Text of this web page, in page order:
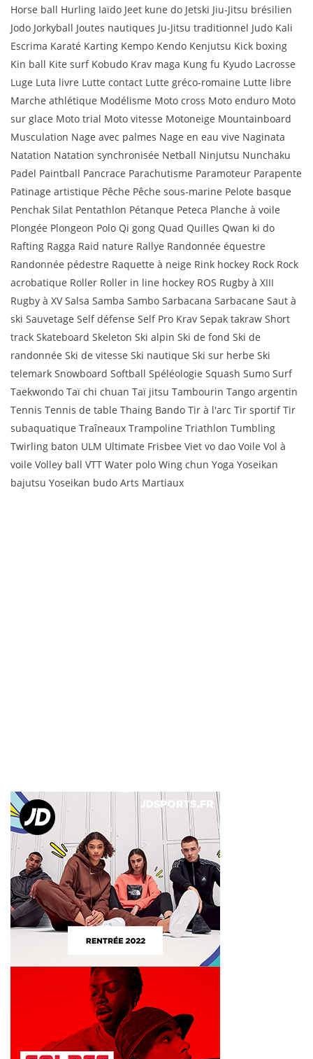
Horse ball Hurling Iaïdo Jeet kune do Jetski Jiu-Jitsu brésilien
Jodo Jorkyball Joutes nautiques Ju-Jitsu traditionnel Judo Kali
Escrima Karaté Karting Kempo Kendo Kenjutsu Kick boxing
Kin ball Kite surf Kobudo Krav maga Kung fu Kyudo Lacrosse
Luge Luta livre Lutte contact Lutte gréco-romaine Lutte libre
Marche athlétique Modélisme Moto cross Moto enduro Moto
sur glace Moto trial Moto vitesse Motoneige Mountainboard
Musculation Nage avec palmes Nage en eau vive Naginata
Natation Natation synchronisée Netball Ninjutsu Nunchaku
Padel Paintball Pancrace Parachutisme Paramoteur Parapente
Patinage artistique Pêche Pêche sous-marine Pelote basque
Penchak Silat Pentathlon Pétanque Peteca Planche à voile
Plongée Plongeon Polo Qi gong Quad Quilles Qwan ki do
Rafting Ragga Raid nature Rallye Randonnée équestre
Randonnée pédestre Raquette à neige Rink hockey Rock Rock
acrobatique Roller Roller in line hockey ROS Rugby à XIII
Rugby à XV Salsa Samba Sambo Sarbacana Sarbacane Saut à
ski Sauvetage Self défense Self Pro Krav Sepak takraw Short
track Skateboard Skeleton Ski alpin Ski de fond Ski de
randonnée Ski de vitesse Ski nautique Ski sur herbe Ski
telemark Snowboard Softball Spéléologie Squash Sumo Surf
Taekwondo Taï chi chuan Taï jitsu Tambourin Tango argentin
Tennis Tennis de table Thaing Bando Tir à l'arc Tir sportif Tir
subaquatique Traîneaux Trampoline Triathlon Tumbling
Twirling baton ULM Ultimate Frisbee Viet vo dao Voile Vol à
voile Volley ball VTT Water polo Wing chun Yoga Yoseikan
bajutsu Yoseikan budo Arts Martiaux